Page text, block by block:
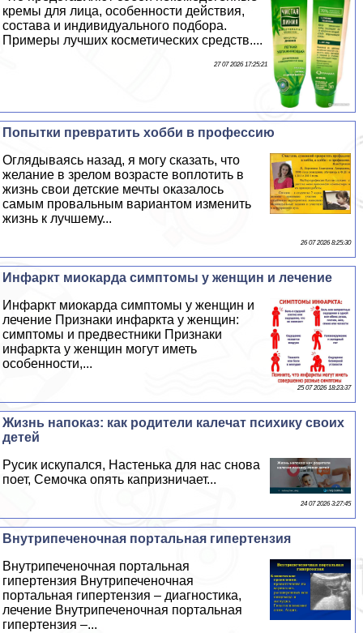
кремы для лица, особенности действия,
состава и индивидуального подбора.
Примеры лучших косметических средств....
27 07 2026 17:25:21
Попытки превратить хобби в профессию
Оглядываясь назад, я могу сказать, что
желание в зрелом возрасте воплотить в
жизнь свои детские мечты оказалось
самым провальным вариантом изменить
жизнь к лучшему...
26 07 2026 8:25:30
Инфаркт миокарда симптомы у женщин и лечение
Инфаркт миокарда симптомы у женщин и
лечение Признаки инфаркта у женщин:
симптомы и предвестники Признаки
инфаркта у женщин могут иметь
особенности,...
25 07 2026 18:23:37
Жизнь напоказ: как родители калечат психику своих
детей
Русик искупался, Настенька для нас снова
поет, Семочка опять капризничает...
24 07 2026 3:27:45
Внутрипеченочная портальная гипертензия
Внутрипеченочная портальная
гипертензия Внутрипеченочная
портальная гипертензия – диагностика,
лечение Внутрипеченочная портальная
гипертензия –...